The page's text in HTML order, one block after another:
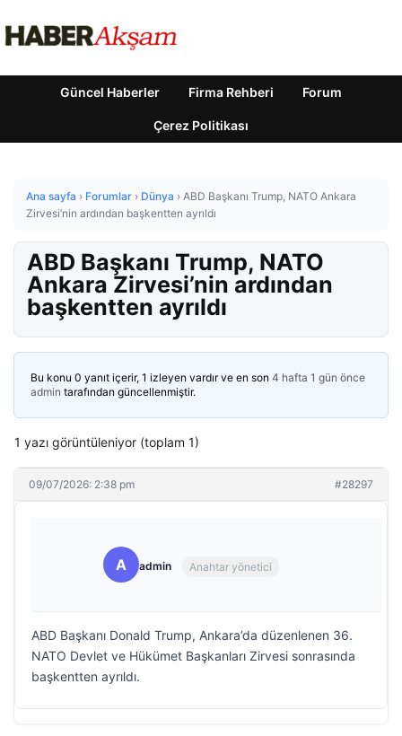
Güncel Haberler Firma Rehberi Forum
Çerez Politikası
Ana sayfa › Forumlar › Dünya › ABD Başkanı Trump, NATO Ankara
Zirvesi’nin ardından başkentten ayrıldı
ABD Başkanı Trump, NATO
Ankara Zirvesi’nin ardından
başkentten ayrıldı
Bu konu 0 yanıt içerir, 1 izleyen vardır ve en son 4 hafta 1 gün önce
admin tarafından güncellenmiştir.
1 yazı görüntüleniyor (toplam 1)
09/07/2026: 2:38 pm #28297
A admin Anahtar yönetici
ABD Başkanı Donald Trump, Ankara’da düzenlenen 36.⁠
NATO Devlet ve Hükümet Başkanları Zirvesi sonrasında
başkentten ayrıldı.